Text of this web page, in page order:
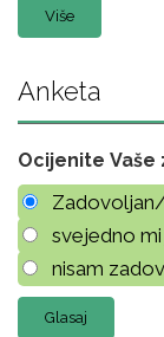
Više
Anketa
Ocijenite
svejedno mi
nisam